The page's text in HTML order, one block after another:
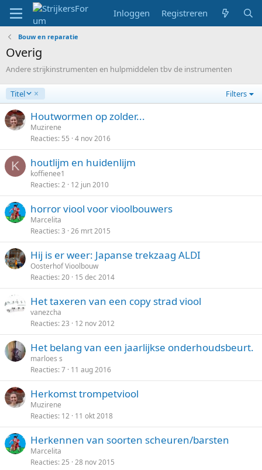
Inloggen Registreren
Bouw en reparatie
Overig
Andere strijkinstrumenten en hulpmiddelen tbv de instrumenten
Titel
A
f
l
o
n
d
Filters
Houtwormen op zolder...
Muzirene
Reacties 55 4 nov 2016
K houtlijm en huidenlijm
koffienee1
Reacties 2 12 jun 2010
horror viool voor vioolbouwers
Marcelita
Reacties 3 26 mrt 2015
Hij is er weer: Japanse trekzaag ALDI
Oosterhof Vioolbouw
Reacties 20 15 dec 2014
Het taxeren van een copy strad viool
vanezcha
Reacties 23 12 nov 2012
Het belang van een jaarlijkse onderhoudsbeurt.
marloes s
Reacties 7 11 aug 2016
Herkomst trompetviool
Muzirene
Reacties 12 11 okt 2018
Herkennen van soorten scheuren/barsten
Marcelita
Reacties 25 28 nov 2015